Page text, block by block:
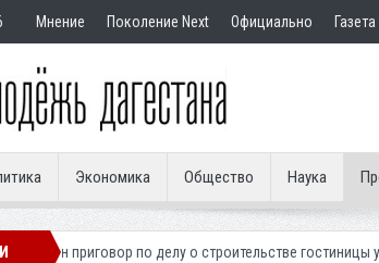
Мнение Поколение Next Официально
Экономика Общество Наука
по делу о строительстве гостиницы у Ханагского